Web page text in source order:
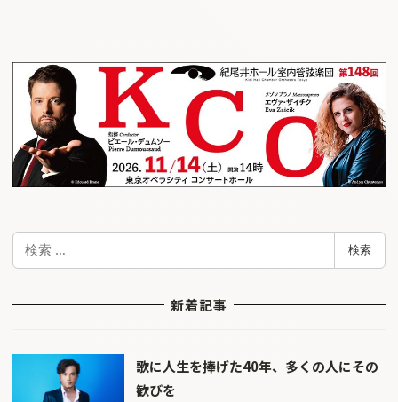
検
検索
新着記事
歌に人生を捧げた40年、多くの人にその
歓びを